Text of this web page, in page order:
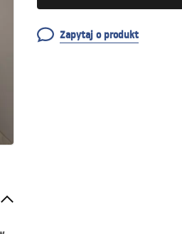
Zapytaj o produkt